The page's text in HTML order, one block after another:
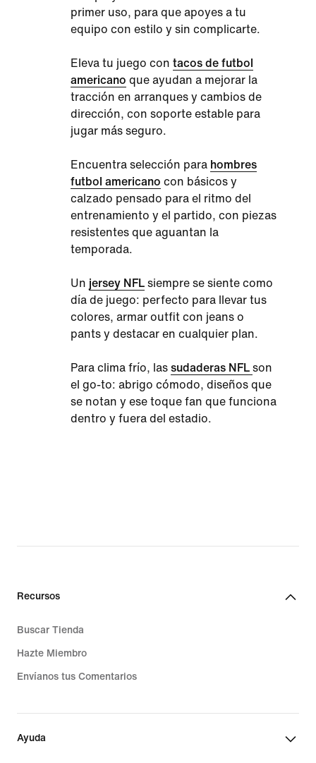
primer uso, para que apoyes a tu
equipo con estilo y sin complicarte.
Eleva tu juego con tacos de futbol
americano que ayudan a mejorar la
tracción en arranques y cambios de
dirección, con soporte estable para
jugar más seguro.
Encuentra selección para hombres
futbol americano con básicos y
calzado pensado para el ritmo del
entrenamiento y el partido, con piezas
resistentes que aguantan la
temporada.
Un jersey NFL siempre se siente como
día de juego: perfecto para llevar tus
colores, armar outfit con jeans o
pants y destacar en cualquier plan.
Para clima frío, las sudaderas NFL son
el go-to: abrigo cómodo, diseños que
se notan y ese toque fan que funciona
dentro y fuera del estadio.
Recursos
Buscar Tienda
Hazte Miembro
Envíanos tus Comentarios
Ayuda